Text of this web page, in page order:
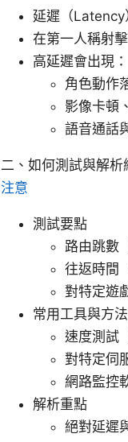
延遲（Latency
在第一人稱射
高延遲會出現：
角色動作
影像卡頓
語音通話
二、如何測試與解析
注意
測試要點
路由跳數
往返時間
對特定遊
常用工具與方法
速度測試
對特定伺
網路監控
解析重點
絕對延遲